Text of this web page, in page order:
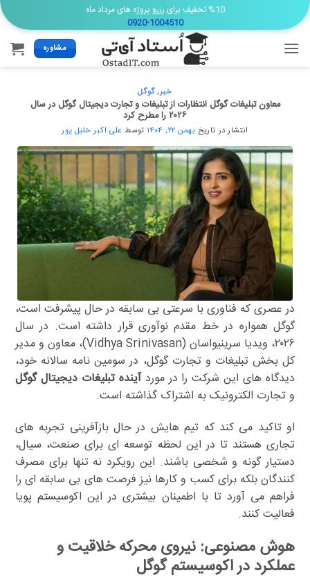
Skip
to
content
%10 تخفیف برای رزرو پروژه های مرداد ماه
0920-1004510
مشاوره
خبر,گوگل
معاون تبلیغات گوگل انتظارات از تبلیغات و تجارت دیجیتال گوگل در سال
۲۰۲۶ را مطرح کرد
انتشار در تاریخ بهمن ۲۲, ۱۴۰۴ توسط علی اکبر خلیل پور
در عصری که فناوری با سرعتی بی سابقه در حال پیشرفت است،
گوگل همواره در خط مقدم نوآوری قرار داشته است. در سال
۲۰۲۶، ویدیا سرینیواسان (Vidhya Srinivasan)، معاون و مدیر
کل بخش تبلیغات و تجارت گوگل، در سومین نامه سالانه خود،
دیدگاه های این شرکت را در موردآینده تبلیغات دیجیتال گوگل
و تجارت الکترونیک به اشتراک گذاشته است.
او تاکید می کند که تیم هایش در حال بازآفرینی تجربه های
تجاری هستند تا در این لحظه توسعه ای برای صنعت، سیال،
دستیار گونه و شخصی باشند. این رویکرد نه تنها برای مصرف
کنندگان بلکه برای کسب و کارها نیز فرصت های بی سابقه ای را
فراهم می آورد تا با اطمینان بیشتری در این اکوسیستم پویا
فعالیت کنند.
هوش مصنوعی: نیروی محرکه خلاقیت و
عملکرد در اکوسیستم گوگل